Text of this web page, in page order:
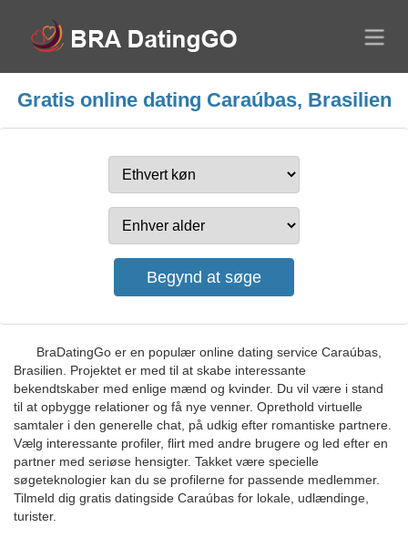
Gratis online dating Caraúbas, Brasilien
BraDatingGo er en populær online dating service Caraúbas,
Brasilien. Projektet er med til at skabe interessante
bekendtskaber med enlige mænd og kvinder. Du vil være i stand
til at opbygge relationer og få nye venner. Oprethold virtuelle
samtaler i den generelle chat, på udkig efter romantiske partnere.
Vælg interessante profiler, flirt med andre brugere og led efter en
partner med seriøse hensigter. Takket være specielle
søgeteknologier kan du se profilerne for passende medlemmer.
Tilmeld dig gratis datingside Caraúbas for lokale, udlændinge,
turister.